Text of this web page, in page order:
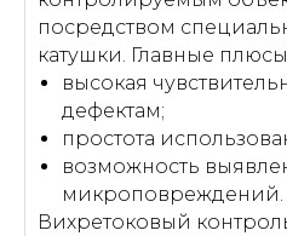
посредством
катушки. Главные
высокая
дефектам;
простота
возможность
микроповреждений.
Вихретоковый